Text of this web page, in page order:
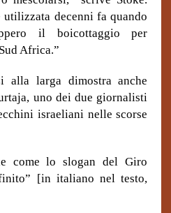
utilizzata decenni fa quando
il boicottaggio per
Africa.”
alla larga dimostra anche
uno dei due giornalisti
israeliani nelle scorse
come lo slogan del Giro
[in italiano nel testo,